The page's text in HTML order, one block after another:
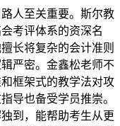
人至关重要。斯尔教
考评体系的资深名
长将复杂的会计准则
严密。金鑫松老师不
框架式的教学法对攻
导也备受学员推崇。
到，能帮助考生从更